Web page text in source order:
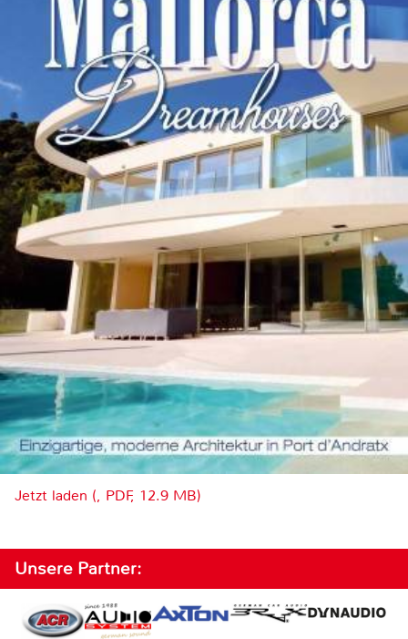
Jetzt laden (, PDF, 12.9 MB)
Unsere Partner: